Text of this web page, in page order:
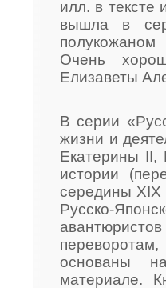
илл. в тексте
вышла в
Очень
Елизаветы
В серии
жизни и
Екатерины II,
истории
середины XIX
Русско-
основаны
материале.